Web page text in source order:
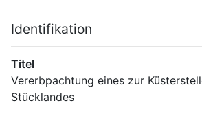
Identifikation
Titel
Vererbpachtung eines zur